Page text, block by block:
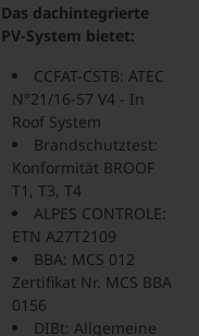
Das dachintegrierte
PV-System bietet:
CCFAT-CSTB: ATEC
N°21/16-57 V4 - In
Roof System
Brandschutztest:
Konformität BROOF
T1, T3, T4
ALPES CONTROLE:
ETN A27T2109
BBA: MCS 012
Zertifikat Nr. MCS BBA
0156
DIBt: Allgemeine